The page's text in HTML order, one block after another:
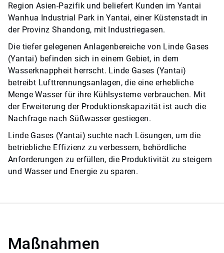
Region Asien-Pazifik und beliefert Kunden im Yantai
Wanhua Industrial Park in Yantai, einer Küstenstadt in
der Provinz Shandong, mit Industriegasen.
Die tiefer gelegenen Anlagenbereiche von Linde Gases
(Yantai) befinden sich in einem Gebiet, in dem
Wasserknappheit herrscht. Linde Gases (Yantai)
betreibt Lufttrennungsanlagen, die eine erhebliche
Menge Wasser für ihre Kühlsysteme verbrauchen. Mit
der Erweiterung der Produktionskapazität ist auch die
Nachfrage nach Süßwasser gestiegen.
Linde Gases (Yantai) suchte nach Lösungen, um die
betriebliche Effizienz zu verbessern, behördliche
Anforderungen zu erfüllen, die Produktivität zu steigern
und Wasser und Energie zu sparen.
Maßnahmen